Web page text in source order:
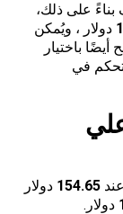
على ذلك،
دولار ، ويُمكن
أيضًا باختيار
في
154.65
دولار
دولار.